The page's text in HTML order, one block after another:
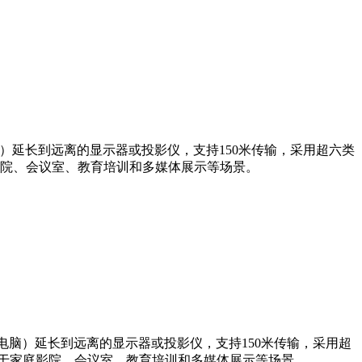
延长到远离的显示器或投影仪，支持150米传输，采用超六类
、会议室、教育培训和多媒体展示等场景。
）延长到远离的显示器或投影仪，支持150米传输，采用超